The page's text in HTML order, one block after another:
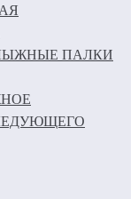
ПАЛКИ